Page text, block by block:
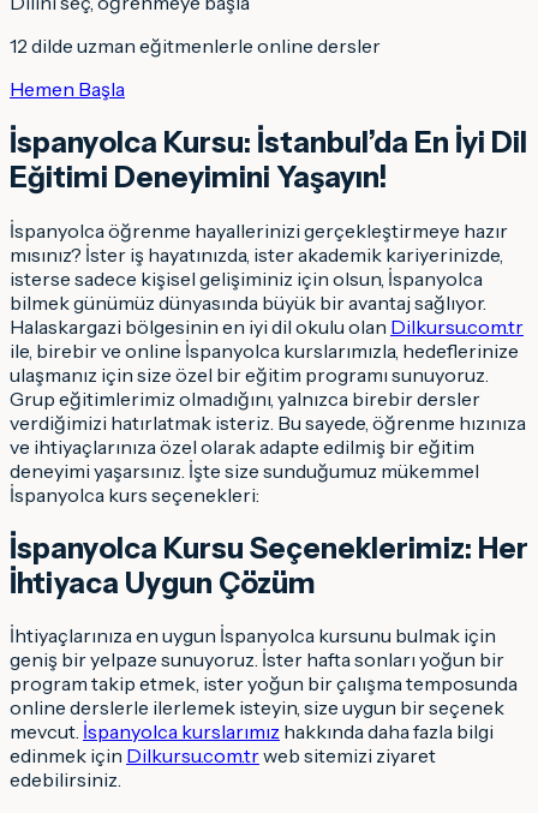
12 dilde uzman eğitmenlerle online dersler
Hemen Başla
İspanyolca Kursu: İstanbul’da En İyi Dil
Eğitimi Deneyimini Yaşayın!
İspanyolca öğrenme hayallerinizi gerçekleştirmeye hazır
mısınız? İster iş hayatınızda, ister akademik kariyerinizde,
isterse sadece kişisel gelişiminiz için olsun, İspanyolca
bilmek günümüz dünyasında büyük bir avantaj sağlıyor.
Halaskargazi bölgesinin en iyi dil okulu olan Dilkursu.com.tr
ile, birebir ve online İspanyolca kurslarımızla, hedeflerinize
ulaşmanız için size özel bir eğitim programı sunuyoruz.
Grup eğitimlerimiz olmadığını, yalnızca birebir dersler
verdiğimizi hatırlatmak isteriz. Bu sayede, öğrenme hızınıza
ve ihtiyaçlarınıza özel olarak adapte edilmiş bir eğitim
deneyimi yaşarsınız. İşte size sunduğumuz mükemmel
İspanyolca kurs seçenekleri:
İspanyolca Kursu Seçeneklerimiz: Her
İhtiyaca Uygun Çözüm
İhtiyaçlarınıza en uygun İspanyolca kursunu bulmak için
geniş bir yelpaze sunuyoruz. İster hafta sonları yoğun bir
program takip etmek, ister yoğun bir çalışma temposunda
online derslerle ilerlemek isteyin, size uygun bir seçenek
mevcut. İspanyolca kurslarımız hakkında daha fazla bilgi
edinmek için Dilkursu.com.trweb sitemizi ziyaret
edebilirsiniz.